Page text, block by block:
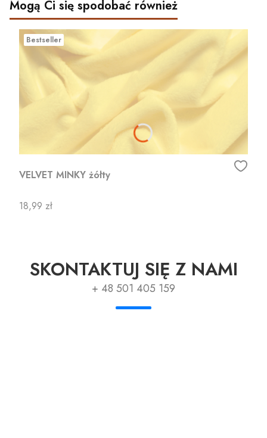
Mogą Ci się spodobać również
Bestseller
VELVET MINKY żółty
Cena
18,99 zł
SKONTAKTUJ SIĘ Z NAMI
+ 48 501 405 159